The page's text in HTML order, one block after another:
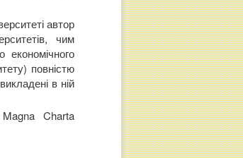
автор
чим
економічного
повністю
в ній
Charta